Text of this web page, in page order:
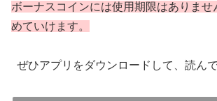
ボーナスコインには使用期限はありませ
めていけます。
ぜひアプリをダウンロードして、読ん